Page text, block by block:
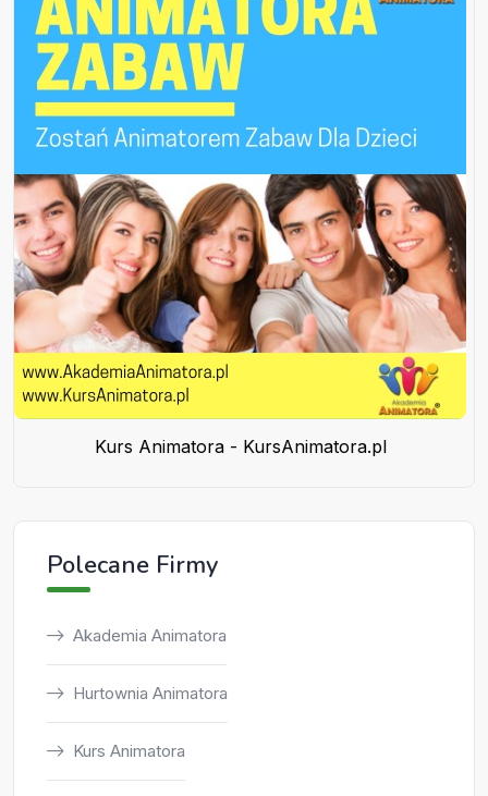
Kurs Animatora - KursAnimatora.pl
Polecane Firmy
Akademia Animatora
Hurtownia Animatora
Kurs Animatora